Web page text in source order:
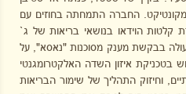
החברה התמחתה בחוזים עם
הוידאו בנושאי בריאות של ג`
בבקשת מענק מסוכנות "נאסא", על
איזון השדה האלקטרומגנטי
וחיזוק התהליך של שימור הבריאות